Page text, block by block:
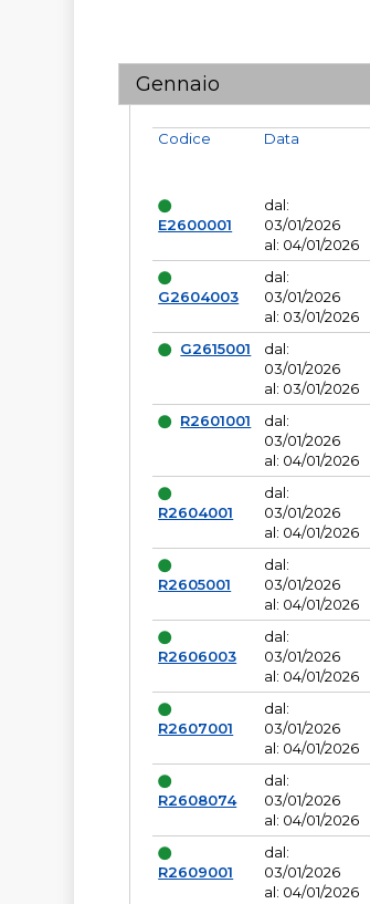
Gennaio
Codice
E2600001
Data
dal:
03/01/2026
al: 04/01/2026
G2604003
dal:
03/01/2026
al: 03/01/2026
G2615001
dal:
03/01/2026
al: 03/01/2026
R2601001
dal:
03/01/2026
al: 04/01/2026
R2604001
dal:
03/01/2026
al: 04/01/2026
R2605001
dal:
03/01/2026
al: 04/01/2026
R2606003
dal:
03/01/2026
al: 04/01/2026
R2607001
dal:
03/01/2026
al: 04/01/2026
R2608074
dal:
03/01/2026
al: 04/01/2026
R2609001
dal:
03/01/2026
al: 04/01/2026